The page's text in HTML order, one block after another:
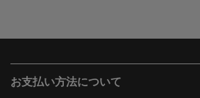
お支払い方法について